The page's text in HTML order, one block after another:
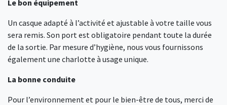
Le bon équipement
Un casque adapté à l’activité et ajustable à votre taille vous
sera remis. Son port est obligatoire pendant toute la durée
de la sortie. Par mesure d’hygiène, nous vous fournissons
également une charlotte à usage unique.
La bonne conduite
Pour l’environnement et pour le bien-être de tous, merci de